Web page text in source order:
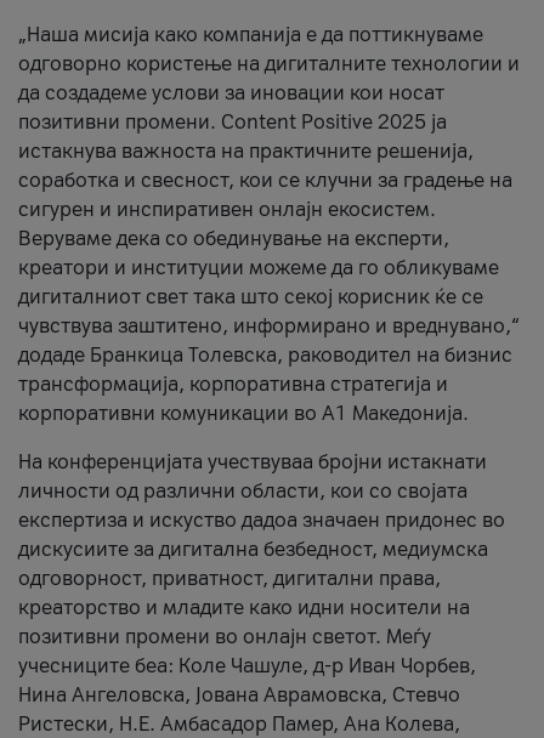
„Наша мисија како компанија е да поттикнуваме
одговорно користење на дигиталните технологии и
да создадеме услови за иновации кои носат
позитивни промени. Content Positive 2025 ја
истакнува важноста на практичните решенија,
соработка и свесност, кои се клучни за градење на
сигурен и инспиративен онлајн екосистем.
Веруваме дека со обединување на експерти,
креатори и институции можеме да го обликуваме
дигиталниот свет така што секој корисник ќе се
чувствува заштитено, информирано и вреднувано,“
додаде Бранкица Толевска, раководител на бизнис
трансформација, корпоративна стратегија и
корпоративни комуникации во А1 Македонија.
На конференцијата учествуваа бројни истакнати
личности од различни области, кои со својата
експертиза и искуство дадоа значаен придонес во
дискусиите за дигитална безбедност, медиумска
одговорност, приватност, дигитални права,
креаторство и младите како идни носители на
позитивни промени во онлајн светот. Меѓу
учесниците беа: Коле Чашуле, д-р Иван Чорбев,
Нина Ангеловска, Јована Аврамовска, Стевчо
Ристески, Н.Е. Амбасадор Памер, Ана Колева,